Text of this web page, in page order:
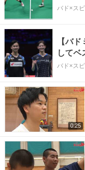
ジア選
バド×ス
【バ
して
準々決
バド×ス
0:25